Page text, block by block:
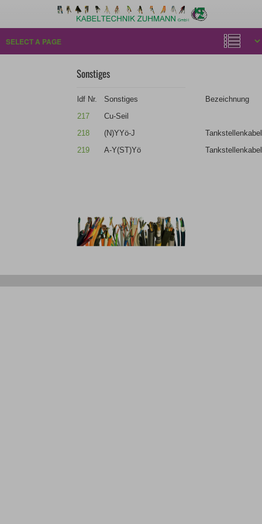
Sonstiges
ldf Nr. Sonstiges
Bezeichnung
217
Cu-Seil
218
(N)YYö-J
Tankstellenkabel
219
A-Y(ST)Yö Tankstellenkabel